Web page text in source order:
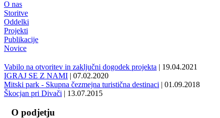
O nas
Storitve
Oddelki
Projekti
Publikacije
Novice
Vabilo na otvoritev in zaključni dogodek projekta | 19.04.2021
IGRAJ SE Z NAMI | 07.02.2020
Mitski park - Skupna čezmejna turistična destinaci | 01.09.2018
Škocjan pri Divači | 13.07.2015
O podjetju